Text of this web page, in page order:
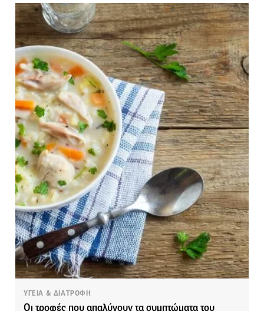
ΥΓΕΙΑ & ΔΙΑΤΡΟΦΗ
Οι τροφές που απαλύνουν τα συμπτώματα του